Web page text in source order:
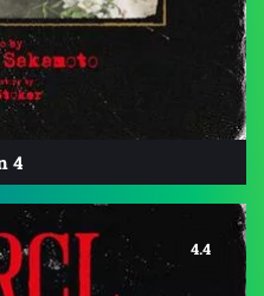
4
4.4